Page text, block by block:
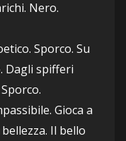
Nero.
Sporco. Su
Dagli spifferi
Gioca a
Il bello